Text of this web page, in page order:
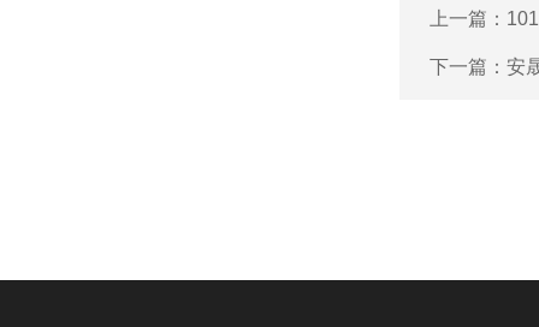
上一篇：
下一篇： 安